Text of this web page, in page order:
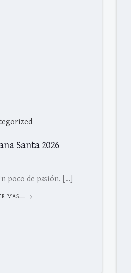
Santa 2026
poco de pasión. […]
MAS...